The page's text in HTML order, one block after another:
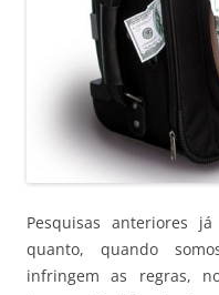
Pesquisas anteriores
quanto, quando
infringem as regras,